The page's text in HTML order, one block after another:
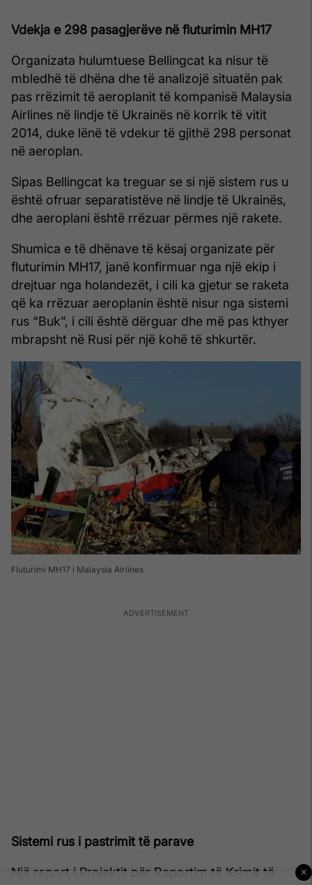
Vdekja e 298 pasagjerëve në fluturimin MH17
Organizata hulumtuese Bellingcat ka nisur të
mbledhë të dhëna dhe të analizojë situatën pak
pas rrëzimit të aeroplanit të kompanisë Malaysia
Airlines në lindje të Ukrainës në korrik të vitit
2014, duke lënë të vdekur të gjithë 298 personat
në aeroplan.
Sipas Bellingcat ka treguar se si një sistem rus u
është ofruar separatistëve në lindje të Ukrainës,
dhe aeroplani është rrëzuar përmes një rakete.
Shumica e të dhënave të kësaj organizate për
fluturimin MH17, janë konfirmuar nga një ekip i
drejtuar nga holandezët, i cili ka gjetur se raketa
që ka rrëzuar aeroplanin është nisur nga sistemi
rus “Buk”, i cili është dërguar dhe më pas kthyer
mbrapsht në Rusi për një kohë të shkurtër.
Fluturimi MH17 i Malaysia Airlines
Sistemi rus i pastrimit të parave
Një raport i Projektit për Raportim të Krimit të
×